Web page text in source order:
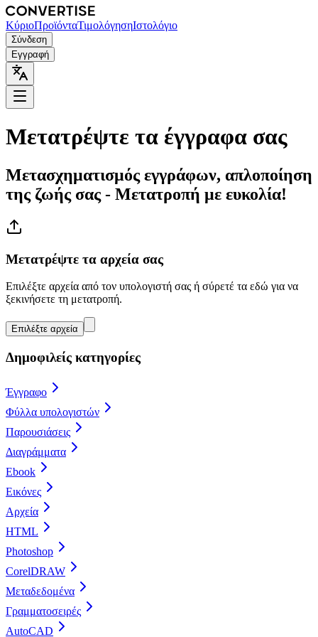
ΚύριοΠροϊόνταΤιμολόγησηΙστολόγιο
Σύνδεση
Εγγραφή
Μετατρέψτε τα έγγραφα σας
Μετασχηματισμός εγγράφων, απλοποίηση
της ζωής σας - Μετατροπή με ευκολία!
Μετατρέψτε τα αρχεία σας
Επιλέξτε αρχεία από τον υπολογιστή σας ή σύρετέ τα εδώ για να
ξεκινήσετε τη μετατροπή.
Επιλέξτε αρχεία
Δημοφιλείς κατηγορίες
Έγγραφο
Φύλλα υπολογιστών
Παρουσιάσεις
Διαγράμματα
Ebook
Εικόνες
Αρχεία
HTML
Photoshop
CorelDRAW
Μεταδεδομένα
Γραμματοσειρές
AutoCAD